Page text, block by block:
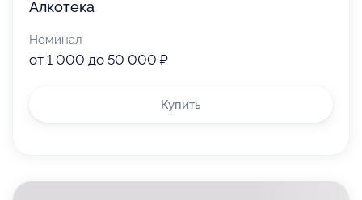
Алкотека
Номинал
от 1 000 до 50 000 ₽
Купить